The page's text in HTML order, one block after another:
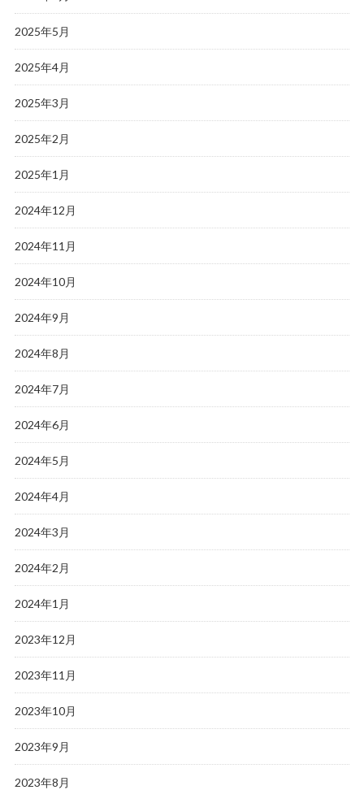
2025年5月
2025年4月
2025年3月
2025年2月
2025年1月
2024年12月
2024年11月
2024年10月
2024年9月
2024年8月
2024年7月
2024年6月
2024年5月
2024年4月
2024年3月
2024年2月
2024年1月
2023年12月
2023年11月
2023年10月
2023年9月
2023年8月